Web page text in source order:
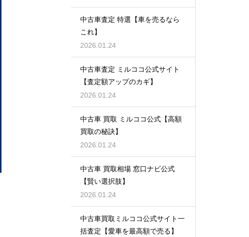
中古車査定 特選【車を売るなら
これ】
2026.01.24
中古車査定 ミルココ公式サイト
【査定額アップのカギ】
2026.01.24
中古車 買取 ミルココ公式【高額
買取の秘訣】
2026.01.24
中古車 買取相場 窓口ナビ公式
【賢い選択肢】
2026.01.24
中古車買取ミルココ公式サイト一
括査定【愛車を最高額で売る】